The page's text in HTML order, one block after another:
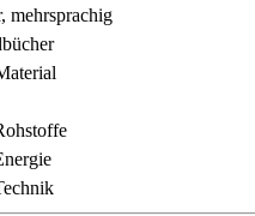
mehrsprachig